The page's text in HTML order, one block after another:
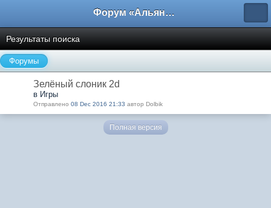
Форум «Альянса вольных переводчиков»
Результаты поиска
Форумы
Зелёный слоник 2d
в Игры
Отправлено 08 Dec 2016 21:33 автор Dolbik
Полная версия